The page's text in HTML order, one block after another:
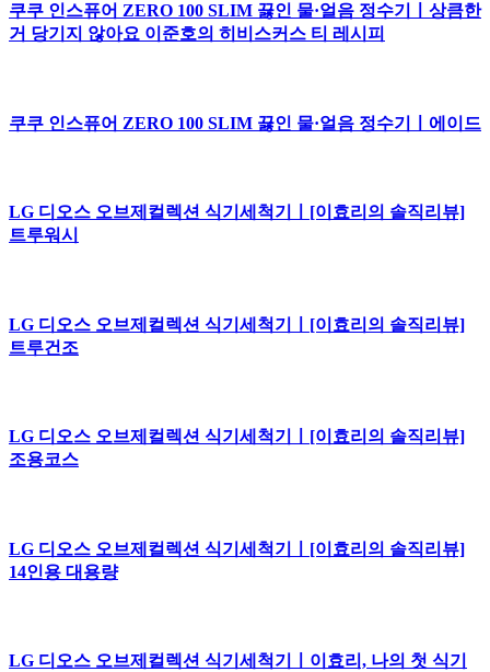
쿠쿠 인스퓨어 ZERO 100 SLIM 끓인 물·얼음 정수기ㅣ상큼한
거 당기지 않아요 이준호의 히비스커스 티 레시피
쿠쿠 인스퓨어 ZERO 100 SLIM 끓인 물·얼음 정수기ㅣ에이드
LG 디오스 오브제컬렉션 식기세척기ㅣ[이효리의 솔직리뷰]
트루워시
LG 디오스 오브제컬렉션 식기세척기ㅣ[이효리의 솔직리뷰]
트루건조
LG 디오스 오브제컬렉션 식기세척기ㅣ[이효리의 솔직리뷰]
조용코스
LG 디오스 오브제컬렉션 식기세척기ㅣ[이효리의 솔직리뷰]
14인용 대용량
LG 디오스 오브제컬렉션 식기세척기ㅣ이효리, 나의 첫 식기